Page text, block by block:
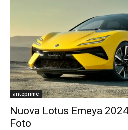
anteprime
Nuova Lotus Emeya
Foto